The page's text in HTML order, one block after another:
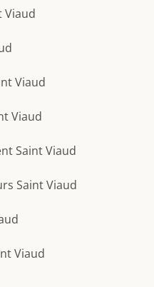
Viaud
Viaud
Viaud
Saint Viaud
Saint Viaud
Viaud